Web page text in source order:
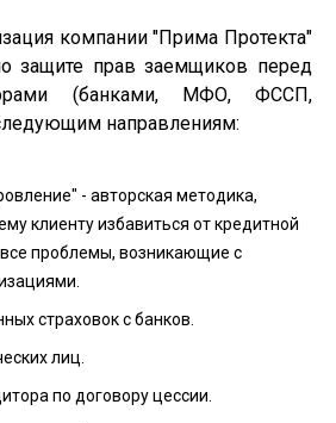
компании "Прима Протекта"
защите прав заемщиков перед
(банками, МФО, ФССП,
направлениям:
- авторская методика,
клиенту избавиться от кредитной
проблемы, возникающие с
страховок с банков.
лиц.
по договору цессии.